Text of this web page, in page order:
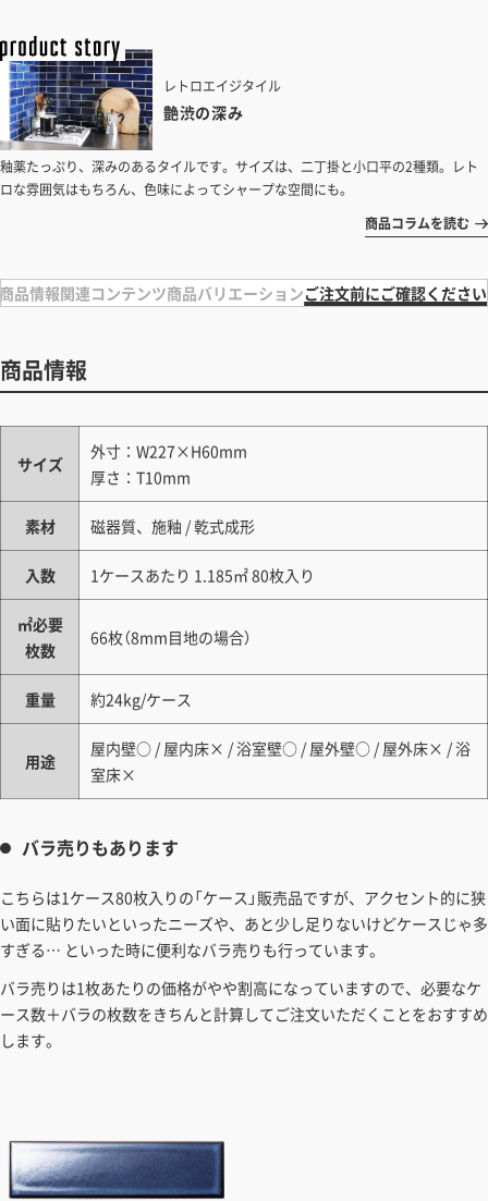
レトロエイジタイル
艶渋の深み
釉薬たっぷり、深みのあるタイルです。サイズは、二丁掛と小口平の2種類。レト
ロな雰囲気はもちろん、色味によってシャープな空間にも。
商品コラムを読む
品情報関連コンテンツ商品バリエーションご注文前にご確認ください
商品情報
サイズ
外寸：W227×H60mm
厚さ：T10mm
素材 磁器質、施釉 / 乾式成形
入数 1ケースあたり 1.185㎡ 80枚入り
㎡必要
枚数
66枚（8mm目地の場合）
重量 約24kg/ケース
用途
屋内壁○ / 屋内床× / 浴室壁○ / 屋外壁○ / 屋外床× / 浴
室床×
バラ売りもあります
こちらは1ケース80枚入りの「ケース」販売品ですが、アクセント的に狭
い面に貼りたいといったニーズや、あと少し足りないけどケースじゃ多
すぎる… といった時に便利なバラ売りも行っています。
バラ売りは1枚あたりの価格がやや割高になっていますので、必要なケ
ース数＋バラの枚数をきちんと計算してご注文いただくことをおすすめ
します。